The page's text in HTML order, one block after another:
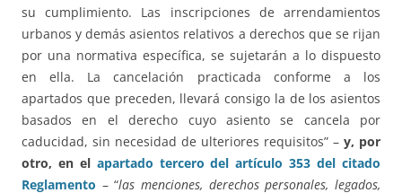
su cumplimiento. Las inscripciones de arrendamientos
urbanos y demás asientos relativos a derechos que se rijan
por una normativa específica, se sujetarán a lo dispuesto
en ella. La cancelación practicada conforme a los
apartados que preceden, llevará consigo la de los asientos
basados en el derecho cuyo asiento se cancela por
caducidad, sin necesidad de ulteriores requisitos” – y, por
otro, en el apartado tercero del artículo 353 del citado
Reglamento – “las menciones, derechos personales, legados,